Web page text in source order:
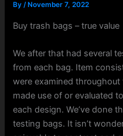
By/ November 7, 2022
Buy trash bags – true value
We after that had several
from each bag. Item
were examined
made use of or evaluated
each design. We’ve done
testing bags. It isn’t